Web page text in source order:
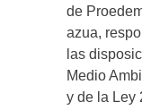
de
azua,
las
Medio
y de la Ley